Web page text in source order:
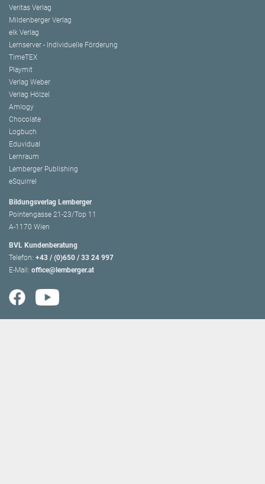
Veritas Verlag
Mildenberger Verlag
elk Verlag
Lernserver - Individuelle Förderung
TimeTEX
Playmit
Verlag Weber
Verlag Hölzel
Amlogy
Chocolate
Logbuch
Eduvidual
Lernraum
Lemberger Publishing
eSquirrel
Bildungsverlag Lemberger
Pointengasse 21-23/Top 11
A-1170 Wien
BVL Kundenberatung
Telefon: +43 / (0)650 / 33 24 997
E-Mail: office@lemberger.at